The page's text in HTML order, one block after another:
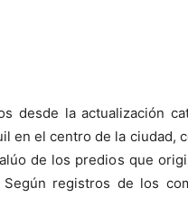
desde la actualización
en el centro de la ciudad,
de los predios que
Según registros de los